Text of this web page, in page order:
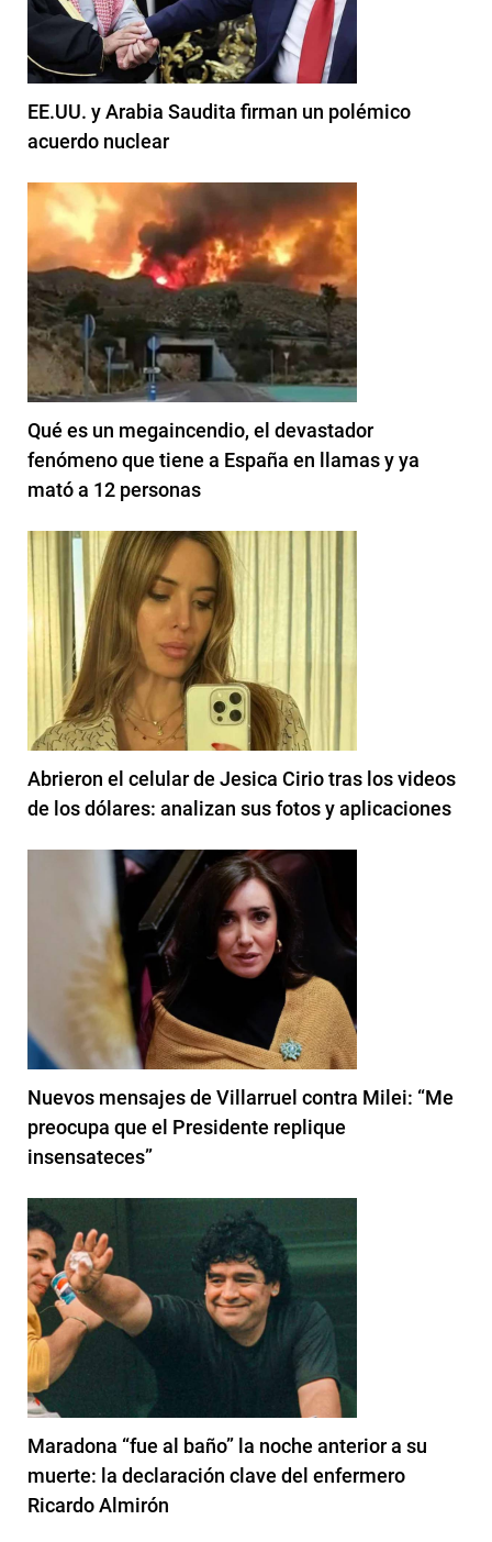
EE.UU. y Arabia Saudita firman un polémico
acuerdo nuclear
Qué es un megaincendio, el devastador
fenómeno que tiene a España en llamas y ya
mató a 12 personas
Abrieron el celular de Jesica Cirio tras los videos
de los dólares: analizan sus fotos y aplicaciones
Nuevos mensajes de Villarruel contra Milei: “Me
preocupa que el Presidente replique
insensateces”
Maradona “fue al baño” la noche anterior a su
muerte: la declaración clave del enfermero
Ricardo Almirón